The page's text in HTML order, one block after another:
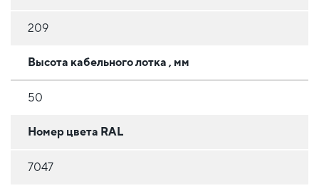
209
Высота кабельного лотка , мм
50
Номер цвета RAL
7047